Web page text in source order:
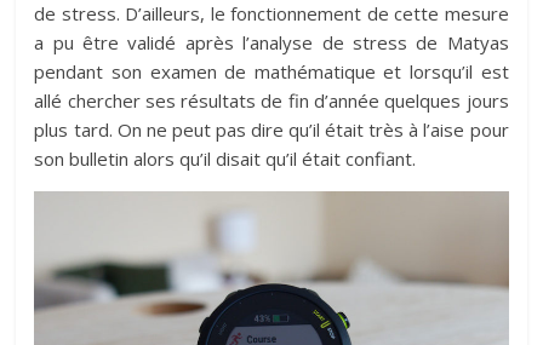
de stress. D’ailleurs, le fonctionnement de cette mesure
a pu être validé après l’analyse de stress de Matyas
pendant son examen de mathématique et lorsqu’il est
allé chercher ses résultats de fin d’année quelques jours
plus tard. On ne peut pas dire qu’il était très à l’aise pour
son bulletin alors qu’il disait qu’il était confiant.